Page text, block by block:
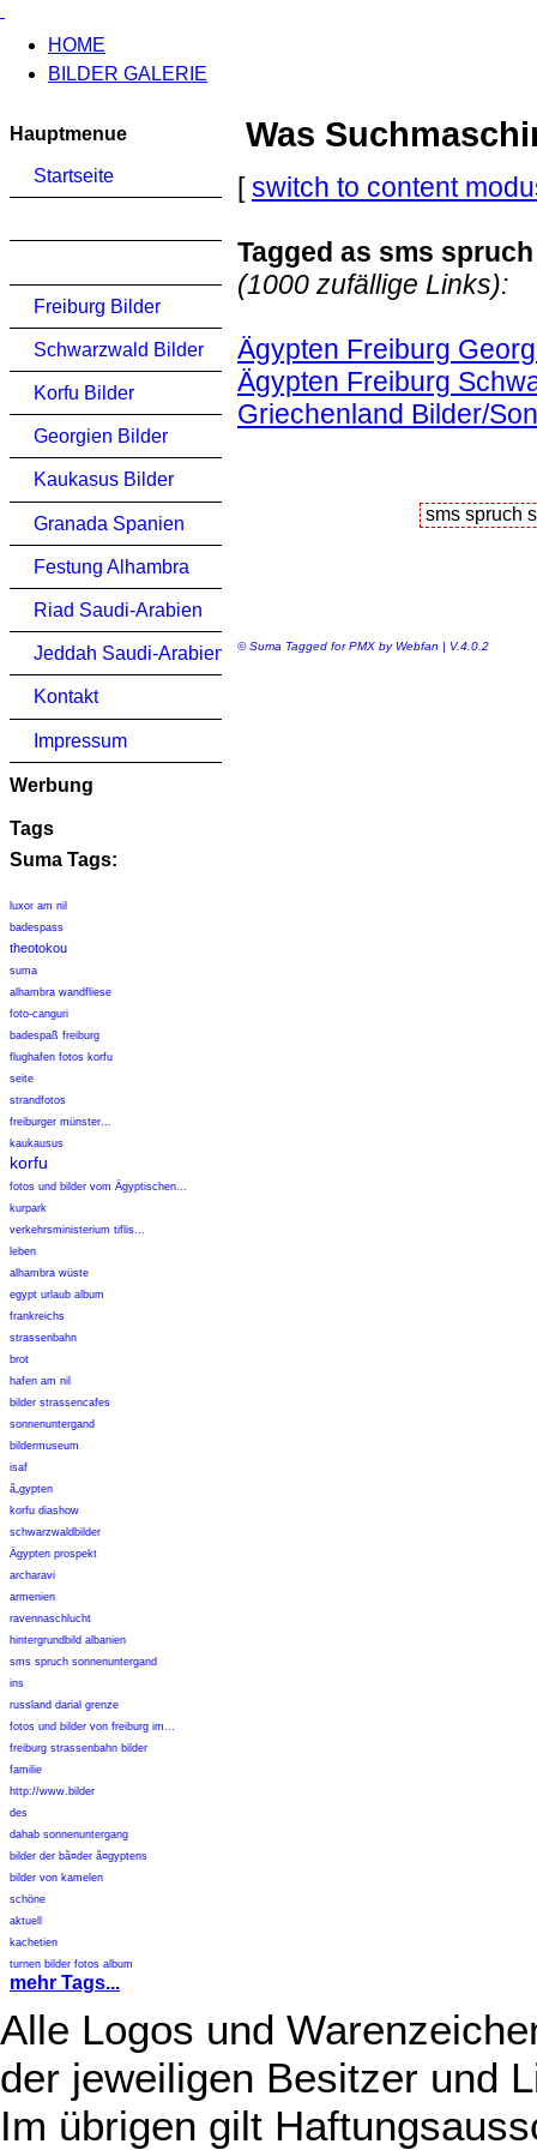
HOME
BILDER GALERIE
Hauptmenue
Startseite
Freiburg Bilder
Schwarzwald Bilder
Korfu Bilder
Georgien Bilder
Kaukasus Bilder
Granada Spanien
Festung Alhambra
Riad Saudi-Arabien
Jeddah Saudi-Arabien
Kontakt
Impressum
Werbung
Tags
Suma Tags:
luxor am nil
badespass
theotokou
suma
alhambra wandfliese
foto-canguri
badespaß freiburg
flughafen fotos korfu
seite
strandfotos
freiburger münster...
kaukausus
korfu
fotos und bilder vom Ägyptischen...
kurpark
verkehrsministerium tiflis...
leben
alhambra wüste
egypt urlaub album
frankreichs
strassenbahn
brot
hafen am nil
bilder strassencafes
sonnenuntergand
bildermuseum
isaf
ã„gypten
korfu diashow
schwarzwaldbilder
Ägypten prospekt
archaravi
armenien
ravennaschlucht
hintergrundbild albanien
sms spruch sonnenuntergand
ins
russland darial grenze
fotos und bilder von freiburg im...
freiburg strassenbahn bilder
familie
http://www.bilder
des
dahab sonnenuntergang
bilder der bã¤der ã¤gyptens
bilder von kamelen
schöne
aktuell
kachetien
turnen bilder fotos album
mehr Tags...
Was
[switch to content
Tagged as sms
(1000 zufällige Links):
Ägypten Freiburg
Ägypten Freiburg
Griechenland Bilder/
© Suma Tagged for PMX by Webfan | V.4.0.2
Alle Logos und
der jeweiligen Besitzer und
Im übrigen gilt